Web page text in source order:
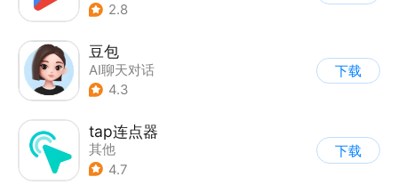
2.8
豆包
AI聊天对话
4.3
下载
tap连点器
其他
4.7
下载